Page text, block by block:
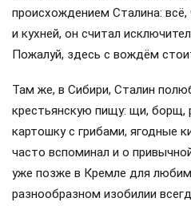
происхождением Сталина:
и кухней, он считал
Пожалуй, здесь с вождём
Там же, в Сибири, Сталин
крестьянскую пищу: щи, борщ,
картошку с грибами, ягодные
часто вспоминал и о
уже позже в Кремле для
разнообразном изобилии